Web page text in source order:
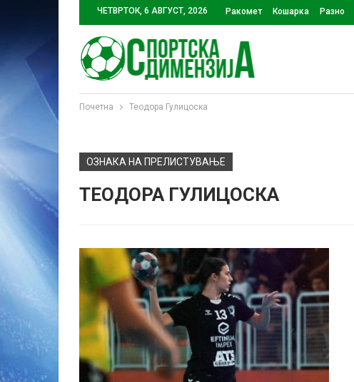
ЧЕТВРТОК, 6 АВГУСТ, 2026 Ракомет Кошарка Разно
Почетна Теодора Гулицоска
ОЗНАКА НА ПРЕЛИСТУВАЊЕ
ТЕОДОРА ГУЛИЦОСКА